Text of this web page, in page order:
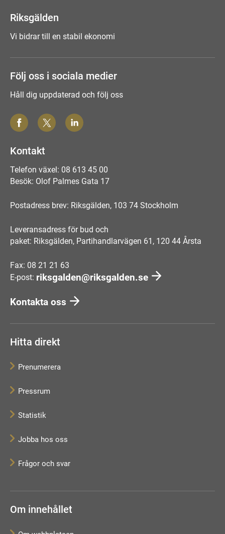
Riksgälden
Vi bidrar till en stabil ekonomi
Följ oss i sociala medier
Håll dig uppdaterad och följ oss
Kontakt
Telefon växel: 08 613 45 00
Besök: Olof Palmes Gata 17
Postadress brev: Riksgälden, 103 74 Stockholm
Leveransadress för bud och
paket: Riksgälden, Partihandlarvägen 61, 120 44 Årsta
Fax: 08 21 21 63
E-post: riksgalden@riksgalden.se
Kontakta oss
Hitta direkt
Prenumerera
Pressrum
Statistik
Jobba hos oss
Frågor och svar
Om innehållet